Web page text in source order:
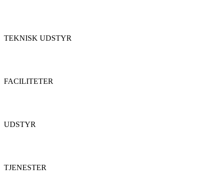
TEKNISK UDSTYR
FACILITETER
UDSTYR
TJENESTER